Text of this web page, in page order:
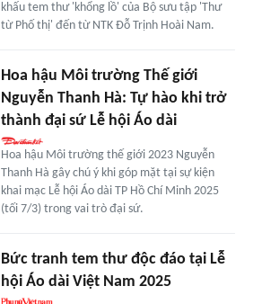
khấu tem thư 'khổng lồ' của Bộ sưu tập 'Thư
từ Phố thị' đến từ NTK Đỗ Trịnh Hoài Nam.
Hoa hậu Môi trường Thế giới
Nguyễn Thanh Hà: Tự hào khi trở
thành đại sứ Lễ hội Áo dài
Hoa hậu Môi trường thế giới 2023 Nguyễn
Thanh Hà gây chú ý khi góp mặt tại sự kiện
khai mạc Lễ hội Áo dài TP Hồ Chí Minh 2025
(tối 7/3) trong vai trò đại sứ.
Bức tranh tem thư độc đáo tại Lễ
hội Áo dài Việt Nam 2025